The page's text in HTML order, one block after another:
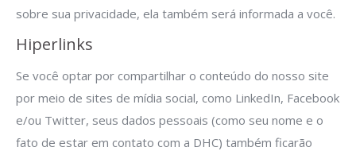
sobre sua privacidade, ela também será informada a você.
Hiperlinks
Se você optar por compartilhar o conteúdo do nosso site
por meio de sites de mídia social, como LinkedIn, Facebook
e/ou Twitter, seus dados pessoais (como seu nome e o
fato de estar em contato com a DHC) também ficarão